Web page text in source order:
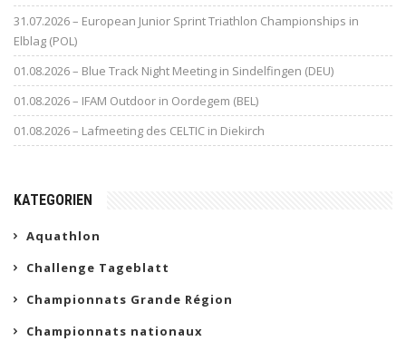
31.07.2026 – European Junior Sprint Triathlon Championships in
Elblag (POL)
01.08.2026 – Blue Track Night Meeting in Sindelfingen (DEU)
01.08.2026 – IFAM Outdoor in Oordegem (BEL)
01.08.2026 – Lafmeeting des CELTIC in Diekirch
KATEGORIEN
Aquathlon
Challenge Tageblatt
Championnats Grande Région
Championnats nationaux